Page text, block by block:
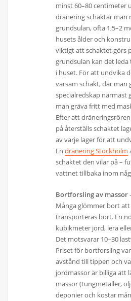
minst 60–80 centimeter
dränering schaktar man
grundsulan, ofta 1,5–2
husets ålder och
viktigt att schaktet görs
grundsulan kan det
i huset. För att undvika
varsam schakt, där man
specialredskap närmast
man gräva fritt med
Efter att
på återställs schaktet
av varje lager för att
Endränering Stockholm
schaktet den vilar på –
vattnet tillbaka inom
Bortforsling av massor
Många glömmer bort
transporteras bort. En
kubikmeter jord, lera
Det motsvarar 10–30
Priset för bortforsling
avstånd till tippen och
jordmassor är billiga att
massor (tungmetaller,
deponier och kostar